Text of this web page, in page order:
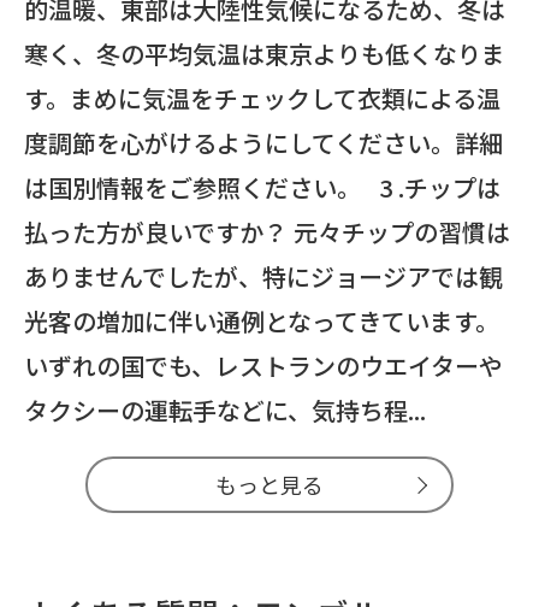
的温暖、東部は大陸性気候になるため、冬は
寒く、冬の平均気温は東京よりも低くなりま
す。まめに気温をチェックして衣類による温
度調節を心がけるようにしてください。詳細
は国別情報をご参照ください。 3 .チップは
払った方が良いですか？ 元々チップの習慣は
ありませんでしたが、特にジョージアでは観
光客の増加に伴い通例となってきています。
いずれの国でも、レストランのウエイターや
タクシーの運転手などに、気持ち程...
もっと見る